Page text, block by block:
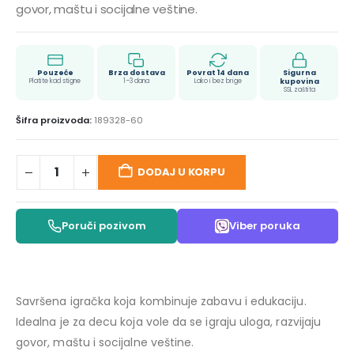
govor, maštu i socijalne veštine.
Pouzeće
Platite kad stigne
Brza dostava
1–3 dana
Povrat 14 dana
Lako i bez brige
Sigurna
kupovina
SSL zaštita
Šifra proizvoda: 189328-60
DODAJ U KORPU
Poruči pozivom Viber poruka
Savršena igračka koja kombinuje zabavu i edukaciju.
Idealna je za decu koja vole da se igraju uloga, razvijaju
govor, maštu i socijalne veštine.